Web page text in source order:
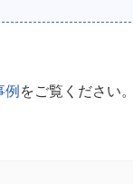
例 をご覧ください。